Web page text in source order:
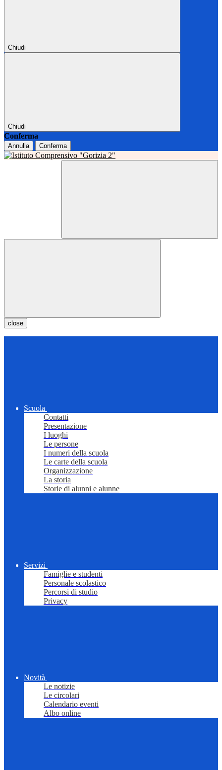
Chiudi
Chiudi
Conferma
Annulla Conferma
close
Scuola
Contatti
Presentazione
I luoghi
Le persone
I numeri della scuola
Le carte della scuola
Organizzazione
La storia
Storie di alunni e alunne
Servizi
Famiglie e studenti
Personale scolastico
Percorsi di studio
Privacy
Novità
Le notizie
Le circolari
Calendario eventi
Albo online